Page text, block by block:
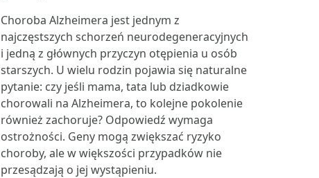
Choroba Alzheimera jest jednym z
najczęstszych schorzeń neurodegeneracyjnych
i jedną z głównych przyczyn otępienia u osób
starszych. U wielu rodzin pojawia się naturalne
pytanie: czy jeśli mama, tata lub dziadkowie
chorowali na Alzheimera, to kolejne pokolenie
również zachoruje? Odpowiedź wymaga
ostrożności. Geny mogą zwiększać ryzyko
choroby, ale w większości przypadków nie
przesądzają o jej wystąpieniu.